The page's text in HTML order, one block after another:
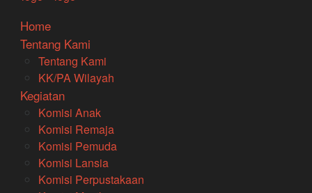
Home
Tentang Kami
Tentang Kami
KK/PA Wilayah
Kegiatan
Komisi Anak
Komisi Remaja
Komisi Pemuda
Komisi Lansia
Komisi Perpustakaan